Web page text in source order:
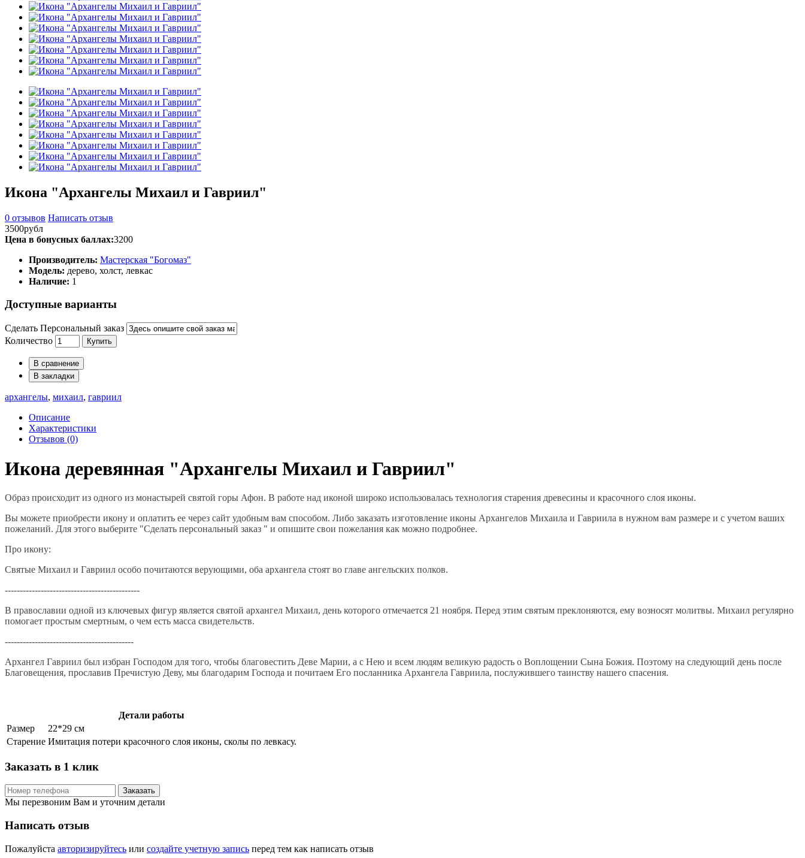
Икона "Архангелы Михаил и Гавриил"
0 отзывов Написать отзыв
3500рубл
Цена в бонусных баллах:3200
Производитель: Мастерская "Богомаз"
Модель: дерево, холст, левкас
Наличие: 1
Доступные варианты
Сделать Персональный заказ
Количество
Купить
В сравнение
В закладки
архангелы, михаил, гавриил
Описание
Характеристики
Отзывов (0)
Икона деревянная "Архангелы Михаил и Гавриил"
Образ происходит из одного из монастырей святой горы Афон. В работе над иконой широко использовалась технология старения древесины и красочного слоя иконы.
Вы можете приобрести икону и оплатить ее через сайт удобным вам способом. Либо заказать изготовление иконы Архангелов Михаила и Гавриила в нужном вам размере и с учетом ваших
пожеланий. Для этого выберите "Сделать персональный заказ " и опишите свои пожелания как можно подробнее.
Про икону:
Святые Михаил и Гавриил особо почитаются верующими, оба архангела стоят во главе ангельских полков.
---------------------------------------------
В православии одной из ключевых фигур является святой архангел Михаил, день которого отмечается 21 ноября. Перед этим святым преклоняются, ему возносят молитвы. Михаил регулярно
помогает простым смертным, о чем есть масса свидетельств.
-------------------------------------------
Архангел Гавриил был избран Господом для того, чтобы благовестить Деве Марии, а с Нею и всем людям великую радость о Воплощении Сына Божия. Поэтому на следующий день после
Благовещения, прославив Пречистую Деву, мы благодарим Господа и почитаем Его посланника Архангела Гавриила, послужившего таинству нашего спасения.
Детали работы
Размер
22*29 см
Старение Имитация потери красочного слоя иконы, сколы по левкасу.
Заказать в 1 клик
Заказать
Мы перезвоним Вам и уточним детали
Написать отзыв
Пожалуйста авторизируйтесь или создайте учетную запись перед тем как написать отзыв